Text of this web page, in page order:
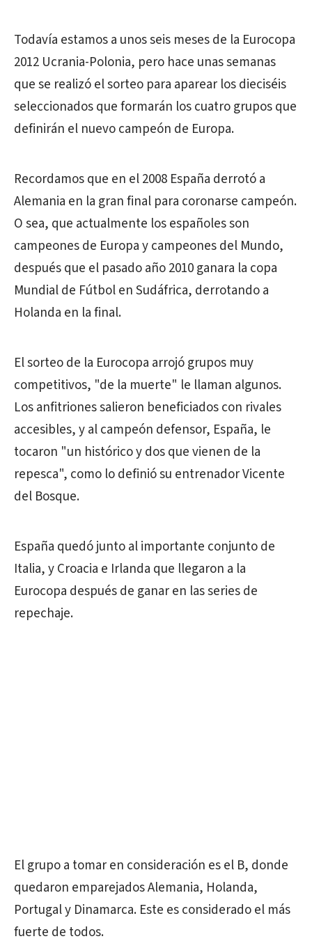
Todavía estamos a unos seis meses de la Eurocopa
2012 Ucrania-Polonia, pero hace unas semanas
que se realizó el sorteo para aparear los dieciséis
seleccionados que formarán los cuatro grupos que
definirán el nuevo campeón de Europa.
Recordamos que en el 2008 España derrotó a
Alemania en la gran final para coronarse campeón.
O sea, que actualmente los españoles son
campeones de Europa y campeones del Mundo,
después que el pasado año 2010 ganara la copa
Mundial de Fútbol en Sudáfrica, derrotando a
Holanda en la final.
El sorteo de la Eurocopa arrojó grupos muy
competitivos, "de la muerte" le llaman algunos.
Los anfitriones salieron beneficiados con rivales
accesibles, y al campeón defensor, España, le
tocaron "un histórico y dos que vienen de la
repesca", como lo definió su entrenador Vicente
del Bosque.
España quedó junto al importante conjunto de
Italia, y Croacia e Irlanda que llegaron a la
Eurocopa después de ganar en las series de
repechaje.
El grupo a tomar en consideración es el B, donde
quedaron emparejados Alemania, Holanda,
Portugal y Dinamarca. Este es considerado el más
fuerte de todos.